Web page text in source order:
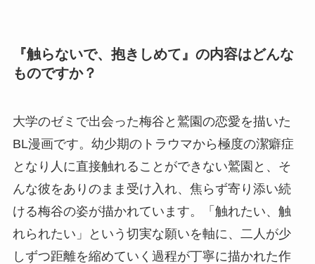
『触らないで、抱きしめて』の内容はどんな
ものですか？
大学のゼミで出会った梅谷と鷲園の恋愛を描いた
BL漫画です。幼少期のトラウマから極度の潔癖症
となり人に直接触れることができない鷲園と、そ
んな彼をありのまま受け入れ、焦らず寄り添い続
ける梅谷の姿が描かれています。「触れたい、触
れられたい」という切実な願いを軸に、二人が少
しずつ距離を縮めていく過程が丁寧に描かれた作